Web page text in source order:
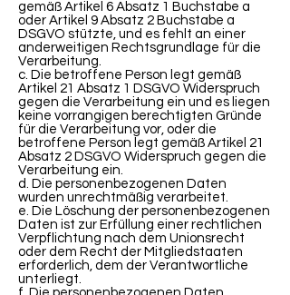
gemäß Artikel 6 Absatz 1 Buchstabe a
oder Artikel 9 Absatz 2 Buchstabe a
DSGVO stützte, und es fehlt an einer
anderweitigen Rechtsgrundlage für die
Verarbeitung.
c. Die betroffene Person legt gemäß
Artikel 21 Absatz 1 DSGVO Widerspruch
gegen die Verarbeitung ein und es liegen
keine vorrangigen berechtigten Gründe
für die Verarbeitung vor, oder die
betroffene Person legt gemäß Artikel 21
Absatz 2 DSGVO Widerspruch gegen die
Verarbeitung ein.
d. Die personenbezogenen Daten
wurden unrechtmäßig verarbeitet.
e. Die Löschung der personenbezogenen
Daten ist zur Erfüllung einer rechtlichen
Verpflichtung nach dem Unionsrecht
oder dem Recht der Mitgliedstaaten
erforderlich, dem der Verantwortliche
unterliegt.